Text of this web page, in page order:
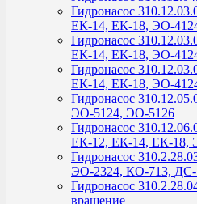
Гидронасос
ЕК-14, ЕК-18, ЭО-
Гидронасос
ЕК-14, ЕК-18, ЭО-
Гидронасос
ЕК-14, ЕК-18, ЭО-
Гидронасос
ЭО-5124, ЭО-5126
Гидронасос
ЕК-12, ЕК-14, ЕК-18,
Гидронасос
ЭО-2324, КО-713, ДС-
Гидронасос
вращение